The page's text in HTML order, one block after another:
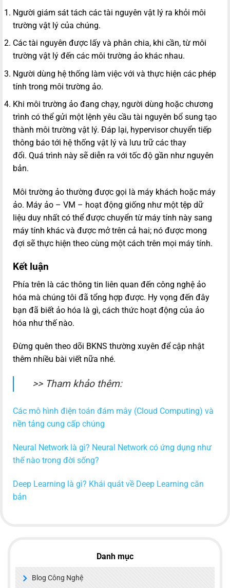
Người giám sát tách các tài nguyên vật lý ra khỏi môi
trường vật lý của chúng.
Các tài nguyên được lấy và phân chia, khi cần, từ môi
trường vật lý đến các môi trường ảo khác nhau.
Người dùng hệ thống làm việc với và thực hiện các phép
tính trong môi trường ảo.
Khi môi trường ảo đang chạy, người dùng hoặc chương
trình có thể gửi một lệnh yêu cầu tài nguyên bổ sung tạo
thành môi trường vật lý. Đáp lại, hypervisor chuyển tiếp
thông báo tới hệ thống vật lý và lưu trữ các thay
đổi. Quá trình này sẽ diễn ra với tốc độ gần như nguyên
bản.
Môi trường ảo thường được gọi là máy khách hoặc máy
ảo. Máy ảo – VM – hoạt động giống như một tệp dữ
liệu duy nhất có thể được chuyển từ máy tính này sang
máy tính khác và được mở trên cả hai; nó được mong
đợi sẽ thực hiện theo cùng một cách trên mọi máy tính.
Kết luận
Phía trên là các thông tin liên quan đến công nghệ ảo
hóa mà chúng tôi đã tổng hợp được. Hy vọng đến đây
bạn đã biết ảo hóa là gì, cách thức hoạt động của ảo
hóa như thế nào.
Đừng quên theo dõi BKNS thường xuyên để cập nhật
thêm nhiều bài viết nữa nhé.
>> Tham khảo thêm:
Các mô hình điện toán đám mây (Cloud Computing) và
nền tảng cung cấp chúng
Neural Network là gì? Neural Network có ứng dụng như
thế nào trong đời sống?
Deep Learning là gì? Khái quát về Deep Learning căn
bản
Danh mục
Blog Công Nghệ